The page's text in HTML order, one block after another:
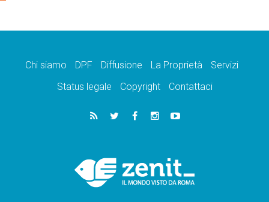
Chi siamo DPF Diffusione La Proprietà
Servizi
Status legale
Copyright Contattaci